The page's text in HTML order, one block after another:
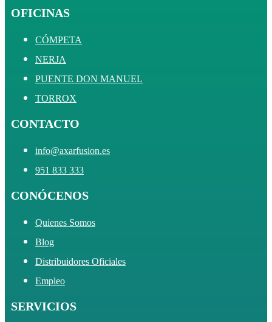
OFICINAS
CÓMPETA
NERJA
PUENTE DON MANUEL
TORROX
CONTACTO
info@axarfusion.es
951 833 333
CONÓCENOS
Quienes Somos
Blog
Distribuidores Oficiales
Empleo
SERVICIOS